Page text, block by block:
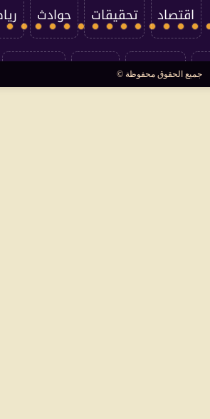
اقتصاد تحقيقات حوادث
سوشيال
جميع الحقوق محفوظة ©